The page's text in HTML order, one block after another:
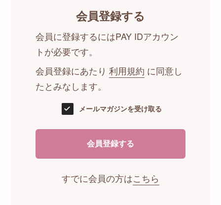
会員登録する
会員に登録するにはPAY IDアカウン
トが必要です。
会員登録にあたり 利用規約 に同意し
たとみなします。
メールマガジンを受け取る
会員登録する
すでに会員の方はこちら